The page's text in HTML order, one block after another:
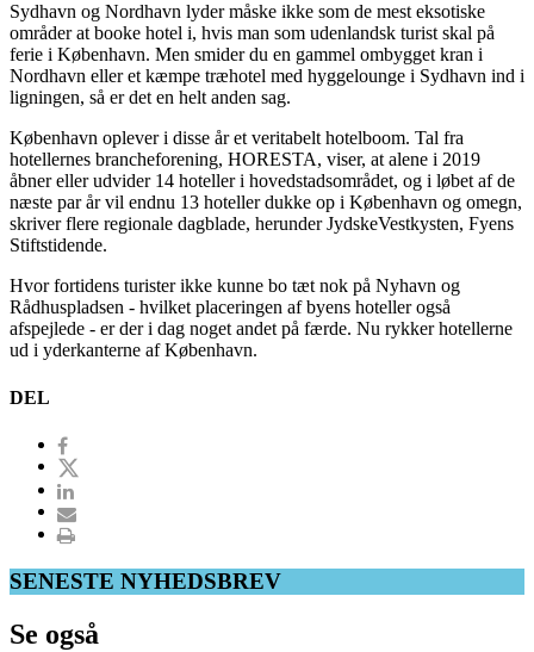
Sydhavn og Nordhavn lyder måske ikke som de mest eksotiske
områder at booke hotel i, hvis man som udenlandsk turist skal på
ferie i København. Men smider du en gammel ombygget kran i
Nordhavn eller et kæmpe træhotel med hyggelounge i Sydhavn ind i
ligningen, så er det en helt anden sag.
København oplever i disse år et veritabelt hotelboom. Tal fra
hotellernes brancheforening, HORESTA, viser, at alene i 2019
åbner eller udvider 14 hoteller i hovedstadsområdet, og i løbet af de
næste par år vil endnu 13 hoteller dukke op i København og omegn,
skriver flere regionale dagblade, herunder JydskeVestkysten, Fyens
Stiftstidende.
Hvor fortidens turister ikke kunne bo tæt nok på Nyhavn og
Rådhuspladsen - hvilket placeringen af byens hoteller også
afspejlede - er der i dag noget andet på færde. Nu rykker hotellerne
ud i yderkanterne af København.
DEL
SENESTE NYHEDSBREV
Se også